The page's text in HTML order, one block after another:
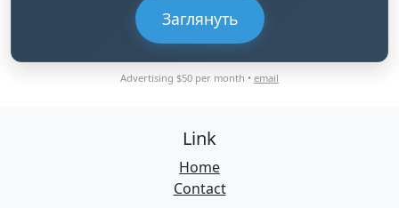
Заглянуть
Advertising $50 per month • email
Link
Home
Contact